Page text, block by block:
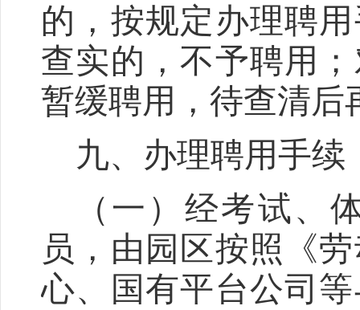
的，按规定办理聘
查实的，不予聘用
暂缓聘用，待查清后
九、办理聘用手续
（一）经考试、
员，由园区按照《
心、
国有平台公司